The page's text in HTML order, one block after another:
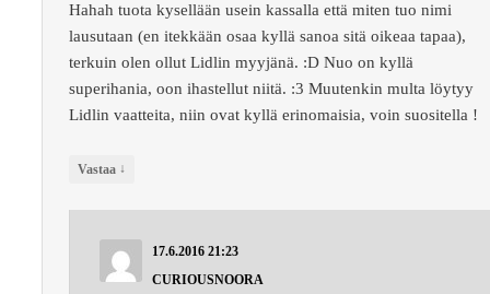
Hahah tuota kysellään usein kassalla että miten tuo nimi
lausutaan (en itekkään osaa kyllä sanoa sitä oikeaa tapaa),
terkuin olen ollut Lidlin myyjänä. :D Nuo on kyllä
superihania, oon ihastellut niitä. :3 Muutenkin multa löytyy
Lidlin vaatteita, niin ovat kyllä erinomaisia, voin suositella !
Vastaa ↓
17.6.2016 21:23
CURIOUSNOORA